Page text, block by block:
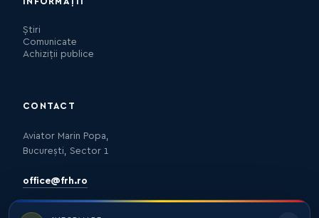
Știri
Comunicate
Achiziții publice
CONTACT
Aviator Marin Popa,
București, Sector 1
office@frh.ro